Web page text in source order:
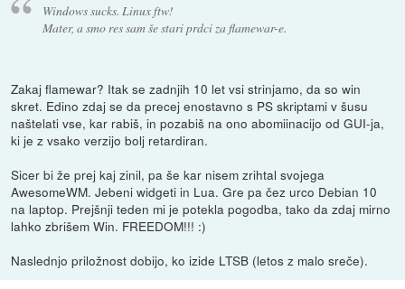
Windows sucks. Linux ftw!
Mater, a smo res sam še stari prdci za flamewar-e.
Zakaj flamewar? Itak se zadnjih 10 let vsi strinjamo, da so win
skret. Edino zdaj se da precej enostavno s PS skriptami v šusu
naštelati vse, kar rabiš, in pozabiš na ono abomiinacijo od GUI-ja,
ki je z vsako verzijo bolj retardiran.
Sicer bi že prej kaj zinil, pa še kar nisem zrihtal svojega
AwesomeWM. Jebeni widgeti in Lua. Gre pa čez urco Debian 10
na laptop. Prejšnji teden mi je potekla pogodba, tako da zdaj mirno
lahko zbrišem Win. FREEDOM!!! :)
Naslednjo priložnost dobijo, ko izide LTSB (letos z malo sreče).